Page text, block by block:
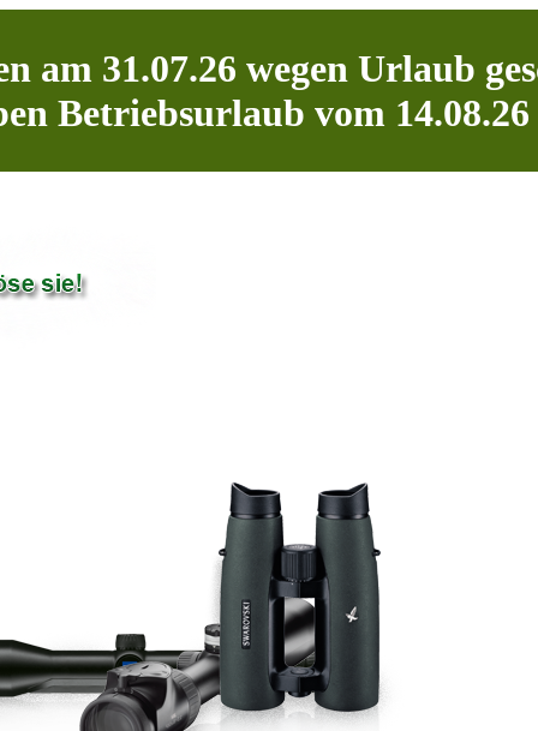
am 31.07.26 wegen Urlaub
Betriebsurlaub vom 14.08.26